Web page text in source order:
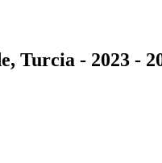
Turcia - 2023 -